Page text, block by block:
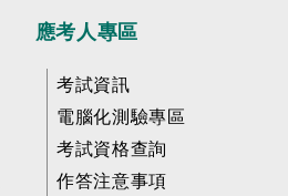
應考人專區
考試資訊
電腦化測驗專區
考試資格查詢
作答注意事項